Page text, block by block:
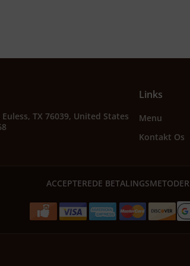
TX 76039, United States
Links
Menu
Kontakt Os
ACCEPTEREDE BETALINGSMETODER